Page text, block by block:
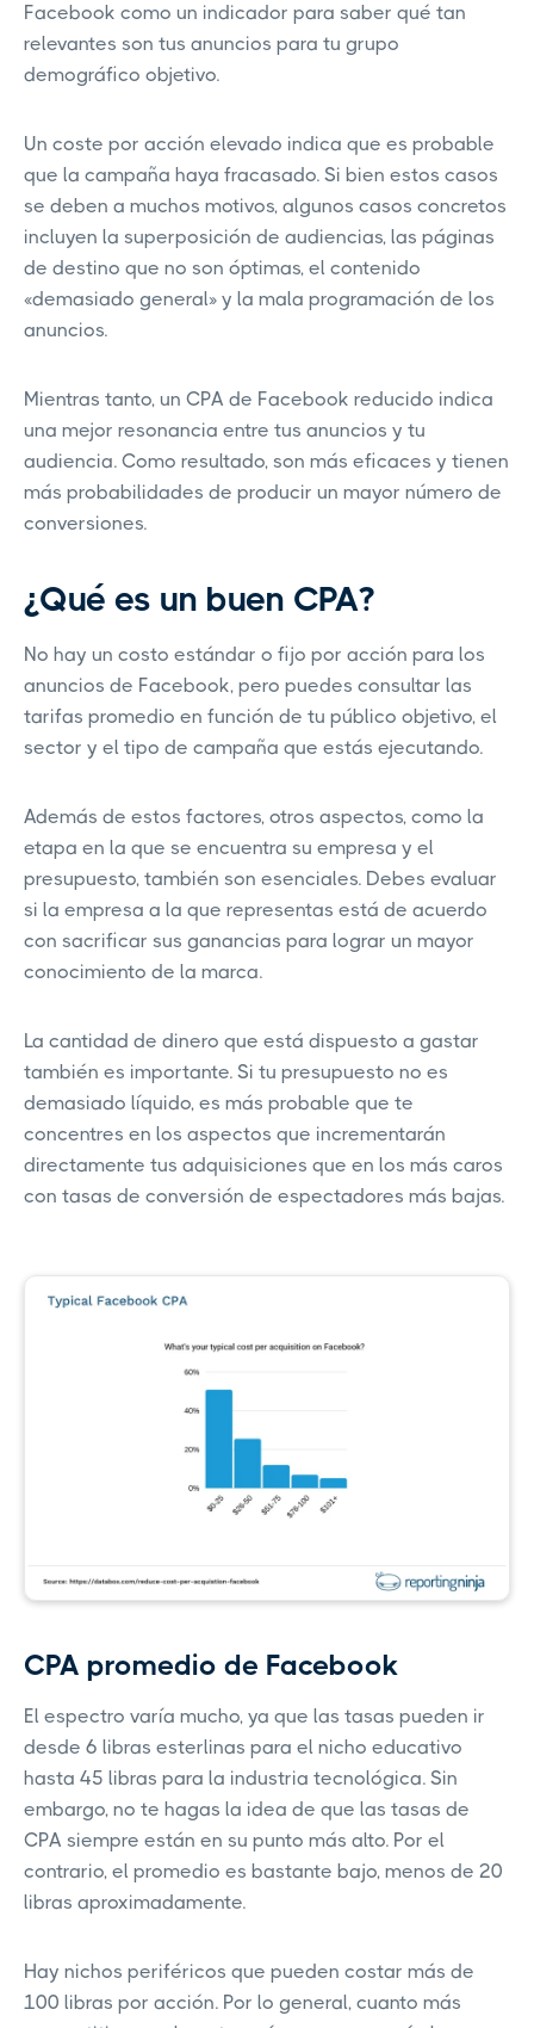
Facebook como un indicador para saber qué tan
relevantes son tus anuncios para tu grupo
demográfico objetivo.
Un coste por acción elevado indica que es probable
que la campaña haya fracasado. Si bien estos casos
se deben a muchos motivos, algunos casos concretos
incluyen la superposición de audiencias, las páginas
de destino que no son óptimas, el contenido
«demasiado general» y la mala programación de los
anuncios.
Mientras tanto, un CPA de Facebook reducido indica
una mejor resonancia entre tus anuncios y tu
audiencia. Como resultado, son más eficaces y tienen
más probabilidades de producir un mayor número de
conversiones.
¿Qué es un buen CPA?
No hay un costo estándar o fijo por acción para los
anuncios de Facebook, pero puedes consultar las
tarifas promedio en función de tu público objetivo, el
sector y el tipo de campaña que estás ejecutando.
Además de estos factores, otros aspectos, como la
etapa en la que se encuentra su empresa y el
presupuesto, también son esenciales. Debes evaluar
si la empresa a la que representas está de acuerdo
con sacrificar sus ganancias para lograr un mayor
conocimiento de la marca.
La cantidad de dinero que está dispuesto a gastar
también es importante. Si tu presupuesto no es
demasiado líquido, es más probable que te
concentres en los aspectos que incrementarán
directamente tus adquisiciones que en los más caros
con tasas de conversión de espectadores más bajas.
CPA promedio de Facebook
El espectro varía mucho, ya que las tasas pueden ir
desde 6 libras esterlinas para el nicho educativo
hasta 45 libras para la industria tecnológica. Sin
embargo, no te hagas la idea de que las tasas de
CPA siempre están en su punto más alto. Por el
contrario, el promedio es bastante bajo, menos de 20
libras aproximadamente.
Hay nichos periféricos que pueden costar más de
100 libras por acción. Por lo general, cuanto más